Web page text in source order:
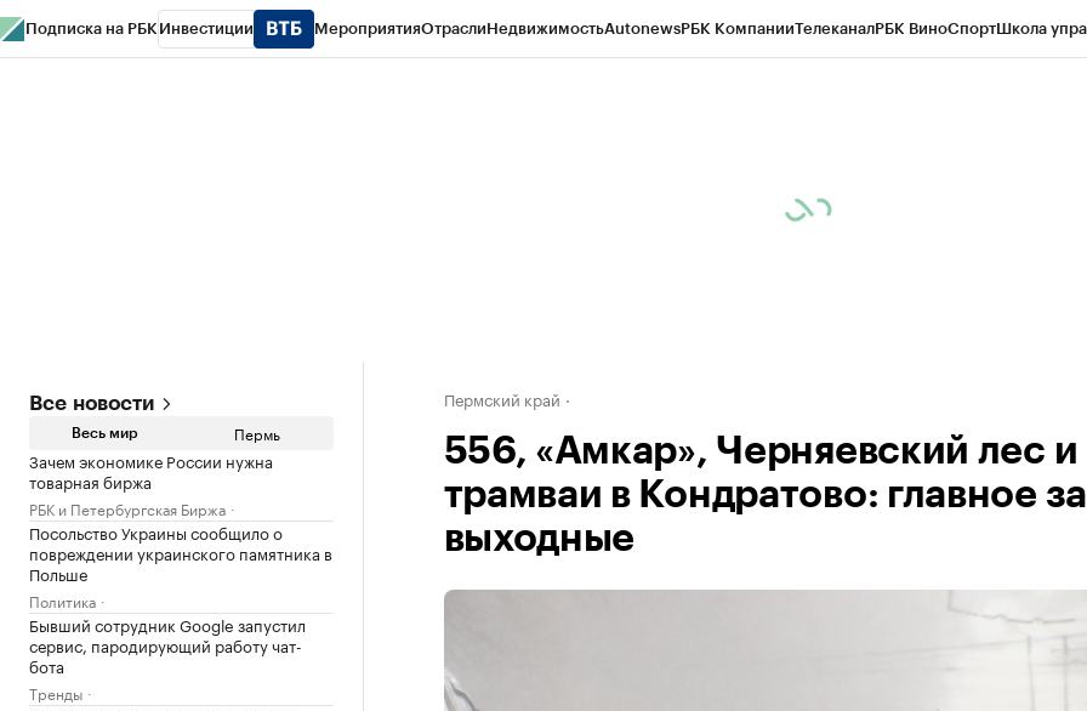
Подписка на РБК Инвестиции МероприятияОтраслиНедвижимостьAutonewsРБК КомпанииТелеканалРБК ВиноСпортШкола
Все новости
Весь мир Пермь
Зачем экономике России нужна
товарная биржа
РБК и Петербургская Биржа
Посольство Украины сообщило о
повреждении украинского памятника в
Польше
Политика
Бывший сотрудник Google запустил
сервис, пародирующий работу чат-
бота
Тренды
Пермский край
556, «Амкар», Черняевский лес и
трамваи в Кондратово: главное за
выходные